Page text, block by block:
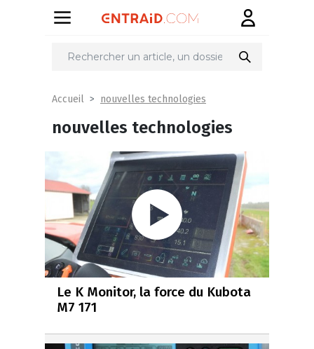
Accueil nouvelles technologies
nouvelles technologies
Le K Monitor, la force du Kubota
M7 171